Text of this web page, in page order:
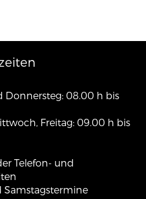
Donnersteg: 08.00 h bis
Freitag: 09.00 h bis
Telefon- und